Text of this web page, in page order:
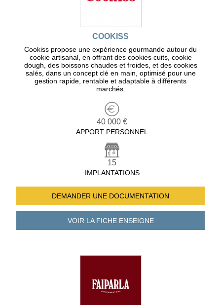
COOKISS
Cookiss propose une expérience gourmande autour du
cookie artisanal, en offrant des cookies cuits, cookie
dough, des boissons chaudes et froides, et des cookies
salés, dans un concept clé en main, optimisé pour une
gestion rapide, rentable et adaptable à différents
marchés.
40 000 €
APPORT PERSONNEL
15
IMPLANTATIONS
DEMANDER UNE DOCUMENTATION
VOIR LA FICHEENSEIGNE